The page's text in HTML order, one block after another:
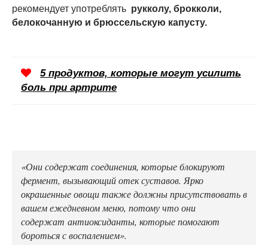
рекомендует употреблять рукколу, брокколи,
белокочанную и брюссельскую капусту.
5 продуктов, которые могут усилить
боль при артрите
«Они содержат соединения, которые блокируют
фермент, вызывающий отек суставов. Ярко
окрашенные овощи также должны присутствовать в
вашем ежедневном меню, потому что они
содержат антиоксиданты, которые помогают
бороться с воспалением».